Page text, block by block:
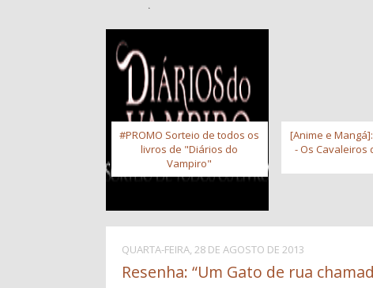
#PROMO Sorteio de todos os
livros de "Diários do
Vampiro"
[Anime e
- Os Cavaleiros
QUARTA-FEIRA, 28 DE AGOSTO DE 2013
Resenha: “Um Gato de rua